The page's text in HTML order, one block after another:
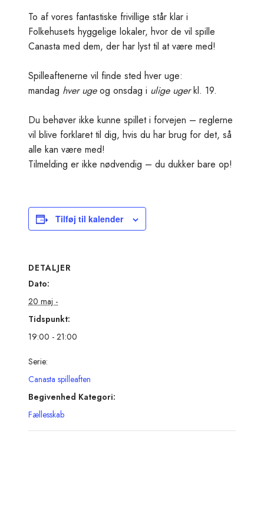
To af vores fantastiske frivillige står klar i
Folkehusets hyggelige lokaler, hvor de vil spille
Canasta med dem, der har lyst til at være med!
Spilleaftenerne vil finde sted hver uge:
mandag hver ugeog onsdag i ulige ugerkl. 19.
Du behøver ikke kunne spillet i forvejen – reglerne
vil blive forklaret til dig, hvis du har brug for det, så
alle kan være med!
Tilmelding er ikke nødvendig – du dukker bare op!
Tilføj til kalender
DETALJER
Dato:
20 maj -
Tidspunkt:
19:00 - 21:00
Serie:
Canasta spilleaften
Begivenhed Kategori:
Fællesskab